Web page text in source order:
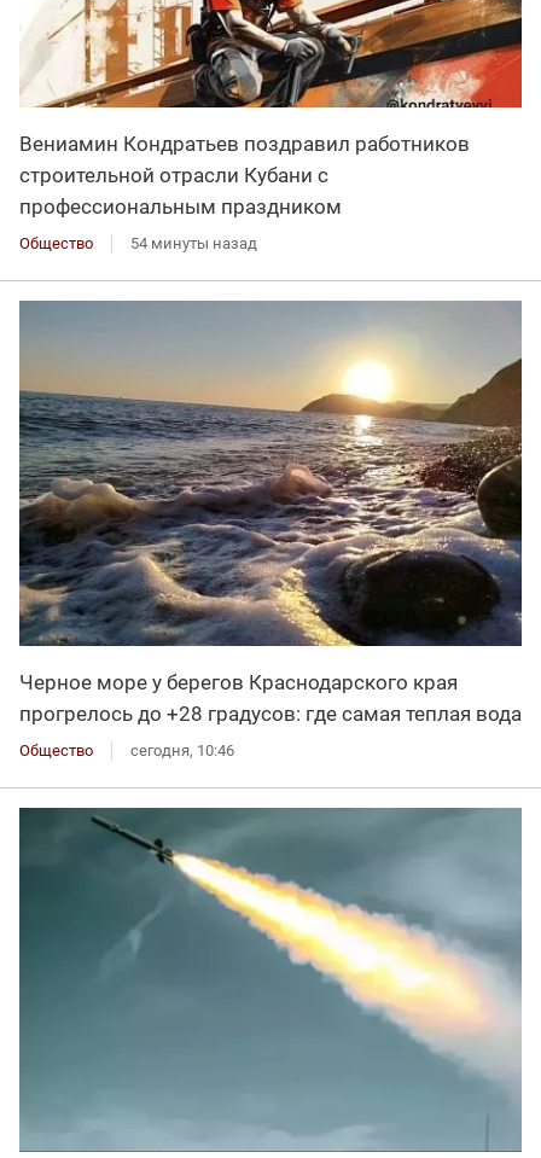
Вениамин Кондратьев поздравил работников
строительной отрасли Кубани с
профессиональным праздником
Общество 54 минуты назад
Черное море у берегов Краснодарского края
прогрелось до +28 градусов: где самая теплая вода
Общество сегодня, 10:46